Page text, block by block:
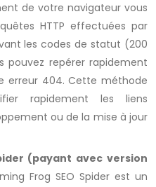
de votre navigateur vous
HTTP effectuées par
les codes de statut (200
pouvez repérer rapidement
erreur 404. Cette méthode
rapidement les liens
ou de la mise à jour
(payant avec version
Frog SEO Spider est un